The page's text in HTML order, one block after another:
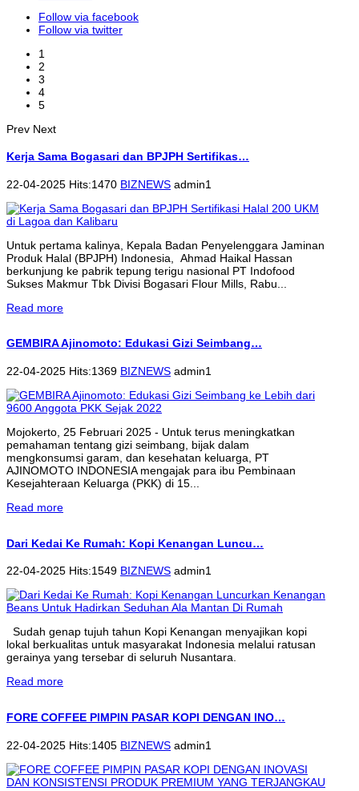
Follow via facebook
Follow via twitter
1
2
3
4
5
Prev Next
Kerja Sama Bogasari dan BPJPH Sertifikas…
22-04-2025 Hits:1470 BIZNEWS admin1
Untuk pertama kalinya, Kepala Badan Penyelenggara Jaminan
Produk Halal (BPJPH) Indonesia, Ahmad Haikal Hassan
berkunjung ke pabrik tepung terigu nasional PT Indofood
Sukses Makmur Tbk Divisi Bogasari Flour Mills, Rabu...
Read more
GEMBIRA Ajinomoto: Edukasi Gizi Seimbang…
22-04-2025 Hits:1369 BIZNEWS admin1
Mojokerto, 25 Februari 2025 - Untuk terus meningkatkan
pemahaman tentang gizi seimbang, bijak dalam
mengkonsumsi garam, dan kesehatan keluarga, PT
AJINOMOTO INDONESIA mengajak para ibu Pembinaan
Kesejahteraan Keluarga (PKK) di 15...
Read more
Dari Kedai Ke Rumah: Kopi Kenangan Luncu…
22-04-2025 Hits:1549 BIZNEWS admin1
Sudah genap tujuh tahun Kopi Kenangan menyajikan kopi
lokal berkualitas untuk masyarakat Indonesia melalui ratusan
gerainya yang tersebar di seluruh Nusantara.
Read more
FORE COFFEE PIMPIN PASAR KOPI DENGAN INO…
22-04-2025 Hits:1405 BIZNEWS admin1